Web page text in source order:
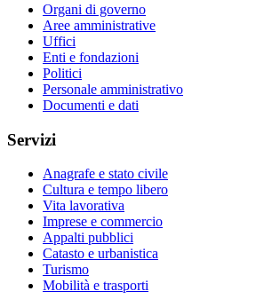
Organi di governo
Aree amministrative
Uffici
Enti e fondazioni
Politici
Personale amministrativo
Documenti e dati
Servizi
Anagrafe e stato civile
Cultura e tempo libero
Vita lavorativa
Imprese e commercio
Appalti pubblici
Catasto e urbanistica
Turismo
Mobilità e trasporti